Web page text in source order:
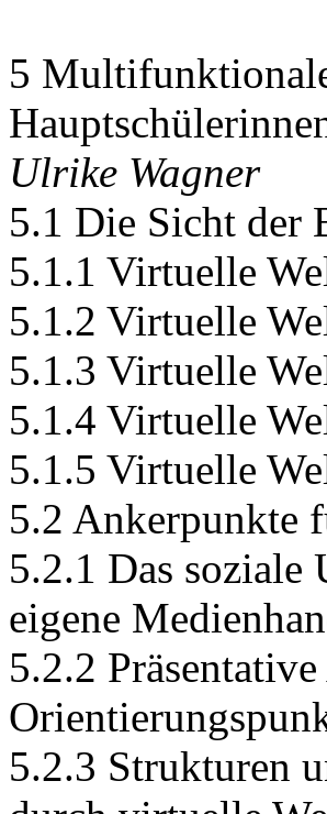
5
Ulrike Wagner
5.1 Die Sicht der
5.1.1 Virtuelle
5.1.2 Virtuelle
5.1.3 Virtuelle
5.1.4 Virtuelle
5.1.5 Virtuelle
5.2 Ankerpunkte
5.2.1 Das soziale
eigene
5.2.2
5.2.3 Strukturen